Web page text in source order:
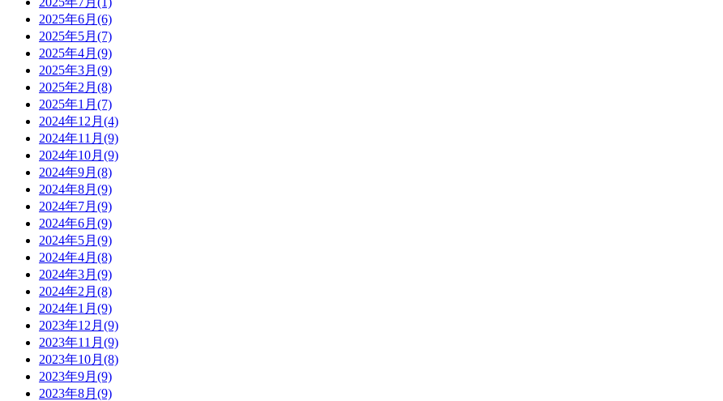
2025年6月(6)
2025年5月(7)
2025年4月(9)
2025年3月(9)
2025年2月(8)
2025年1月(7)
2024年12月(4)
2024年11月(9)
2024年10月(9)
2024年9月(8)
2024年8月(9)
2024年7月(9)
2024年6月(9)
2024年5月(9)
2024年4月(8)
2024年3月(9)
2024年2月(8)
2024年1月(9)
2023年12月(9)
2023年11月(9)
2023年10月(8)
2023年9月(9)
2023年8月(9)